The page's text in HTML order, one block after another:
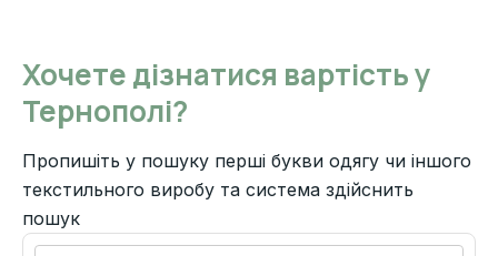
Хочете дізнатися вартість у
Тернополі?
Пропишіть у пошуку перші букви одягу чи іншого
текстильного виробу та система здійснить
пошук